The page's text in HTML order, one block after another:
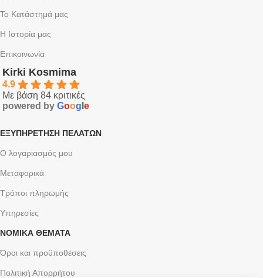
Το Κατάστημά μας
Η Ιστορία μας
Επικοινωνία
Kirki Kosmima
4.9
Με βάση 84 κριτικές
powered by Goog e
ΕΞΥΠΗΡΈΤΗΣΗ ΠΕΛΑΤΏΝ
Ο λογαριασμός μου
Μεταφορικά
Τρόποι πληρωμής
Υπηρεσίες
ΝΟΜΙΚΆ ΘΈΜΑΤΑ
Όροι και προϋποθέσεις
Πολιτική Απορρήτου